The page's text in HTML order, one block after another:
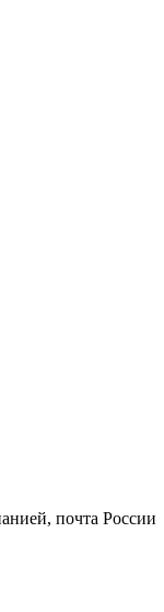
почта России